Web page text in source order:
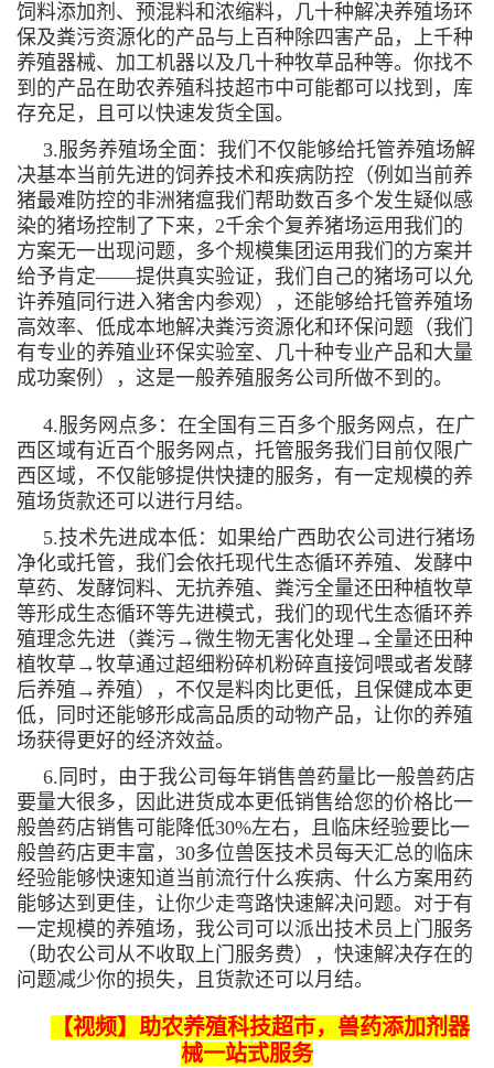
饲料添加剂、预混料和浓缩料，几十种解决养殖场环
保及粪污资源化的产品与上百种除四害产品，上千种
养殖器械、加工机器以及几十种牧草品种等。你找不
到的产品在助农养殖科技超市中可能都可以找到，库
存充足，且可以快速发货全国。
3.服务养殖场全面：我们不仅能够给托管养殖场解
决基本当前先进的饲养技术和疾病防控（例如当前养
猪最难防控的非洲猪瘟我们帮助数百多个发生疑似感
染的猪场控制了下来，2千余个复养猪场运用我们的
方案无一出现问题，多个规模集团运用我们的方案并
给予肯定——提供真实验证，我们自己的猪场可以允
许养殖同行进入猪舍内参观），还能够给托管养殖场
高效率、低成本地解决粪污资源化和环保问题（我们
有专业的养殖业环保实验室、几十种专业产品和大量
成功案例），这是一般养殖服务公司所做不到的。
4.服务网点多：在全国有三百多个服务网点，在广
西区域有近百个服务网点，托管服务我们目前仅限广
西区域，不仅能够提供快捷的服务，有一定规模的养
殖场货款还可以进行月结。
5.技术先进成本低：如果给广西助农公司进行猪场
净化或托管，我们会依托现代生态循环养殖、发酵中
草药、发酵饲料、无抗养殖、粪污全量还田种植牧草
等形成生态循环等先进模式，我们的现代生态循环养
殖理念先进（粪污→微生物无害化处理→全量还田种
植牧草→牧草通过超细粉碎机粉碎直接饲喂或者发酵
后养殖→养殖），不仅是料肉比更低，且保健成本更
低，同时还能够形成高品质的动物产品，让你的养殖
场获得更好的经济效益。
6.同时，由于我公司每年销售兽药量比一般兽药店
要量大很多，因此进货成本更低销售给您的价格比一
般兽药店销售可能降低30%左右，且临床经验要比一
般兽药店更丰富，30多位兽医技术员每天汇总的临床
经验能够快速知道当前流行什么疾病、什么方案用药
能够达到更佳，让你少走弯路快速解决问题。对于有
一定规模的养殖场，我公司可以派出技术员上门服务
（助农公司从不收取上门服务费），快速解决存在的
问题减少你的损失，且货款还可以月结。
【视频】助农养殖科技超市，兽药添加剂器
械一站式服务